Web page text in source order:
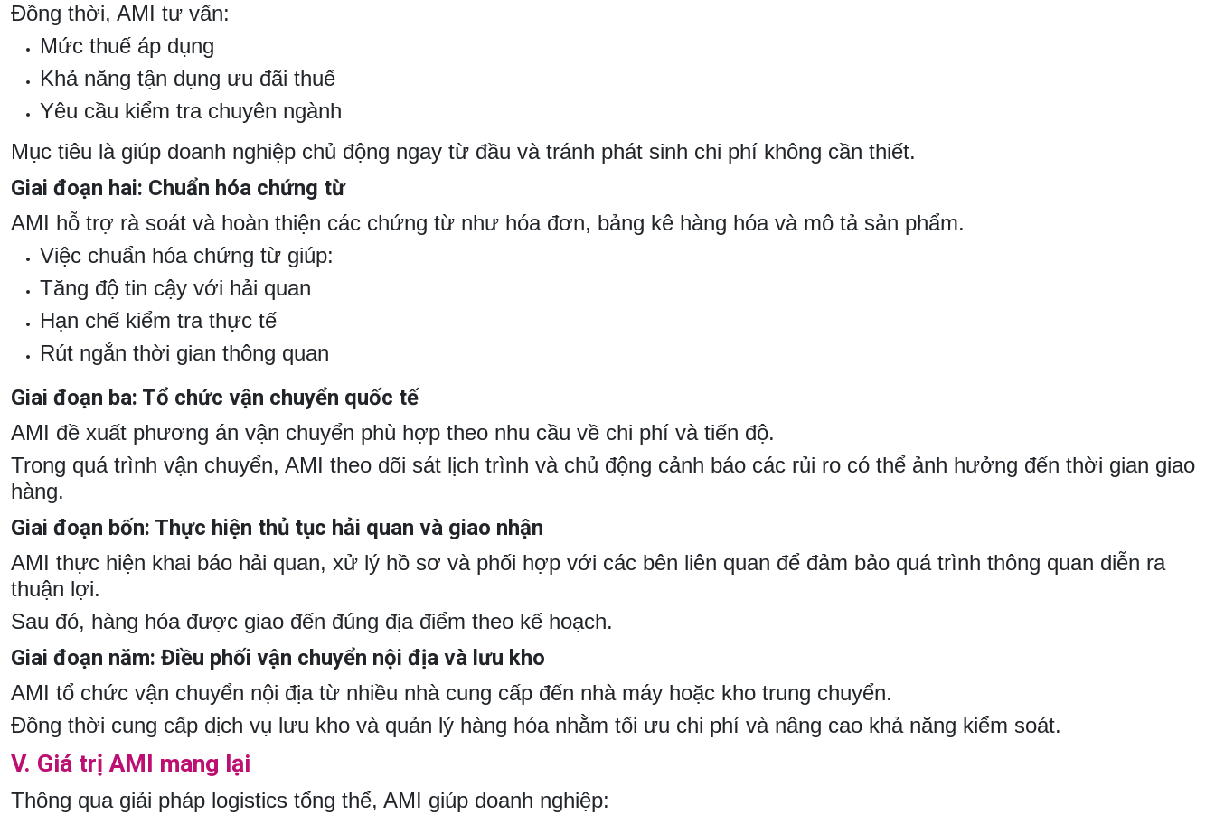
Đồng thời, AMI tư vấn:
Mức thuế áp dụng
Khả năng tận dụng ưu đãi thuế
Yêu cầu kiểm tra chuyên ngành
Mục tiêu là giúp doanh nghiệp chủ động ngay từ đầu và tránh phát sinh chi phí không cần thiết.
Giai đoạn hai: Chuẩn hóa chứng từ
AMI hỗ trợ rà soát và hoàn thiện các chứng từ như hóa đơn, bảng kê hàng hóa và mô tả sản phẩm.
Việc chuẩn hóa chứng từ giúp:
Tăng độ tin cậy với hải quan
Hạn chế kiểm tra thực tế
Rút ngắn thời gian thông quan
Giai đoạn ba: Tổ chức vận chuyển quốc tế
AMI đề xuất phương án vận chuyển phù hợp theo nhu cầu về chi phí và tiến độ.
Trong quá trình vận chuyển, AMI theo dõi sát lịch trình và chủ động cảnh báo các rủi ro có thể ảnh hưởng đến thời gian giao
hàng.
Giai đoạn bốn: Thực hiện thủ tục hải quan và giao nhận
AMI thực hiện khai báo hải quan, xử lý hồ sơ và phối hợp với các bên liên quan để đảm bảo quá trình thông quan diễn ra
thuận lợi.
Sau đó, hàng hóa được giao đến đúng địa điểm theo kế hoạch.
Giai đoạn năm: Điều phối vận chuyển nội địa và lưu kho
AMI tổ chức vận chuyển nội địa từ nhiều nhà cung cấp đến nhà máy hoặc kho trung chuyển.
Đồng thời cung cấp dịch vụ lưu kho và quản lý hàng hóa nhằm tối ưu chi phí và nâng cao khả năng kiểm soát.
V. Giá trị AMI mang lại
Thông qua giải pháp logistics tổng thể, AMI giúp doanh nghiệp: